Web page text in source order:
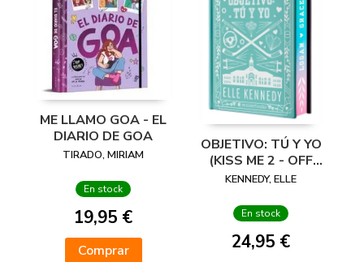
ME LLAMO GOA - EL
DIARIO DE GOA
TIRADO, MIRIAM
En stock
19,95 €
Comprar
OBJETIVO: TÚ Y YO
(KISS ME 2 - OFF
CAMPUS 2) -
EN TAPA DURA
CON
KENNEDY, ELLE
En stock
24,95 €